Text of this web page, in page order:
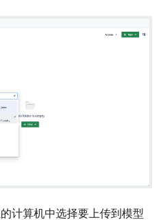
计算机中选择要上传到模型